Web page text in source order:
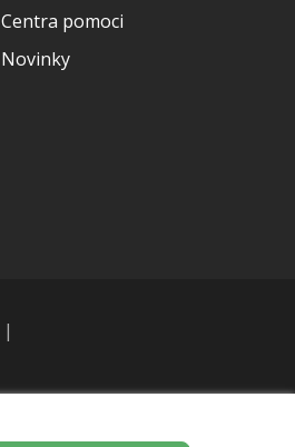
Centra pomoci
Novinky
|